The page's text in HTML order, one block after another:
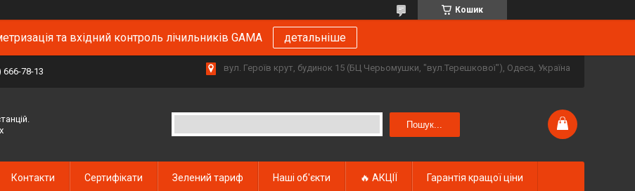
Кошик
та вхідний контроль лічильників GAMA детальніше
666-78-13 вул. Героїв крут, будинок 15 (БЦ Черьомушки, "вул.Терешкової"), Одеса, Україна
Пошук...
Контакти Сертифікати Зелений тариф Наші об'єкти 🔥 АКЦІЇ Гарантія кращої ціни